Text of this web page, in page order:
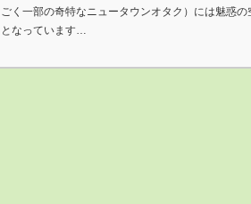
ごく一部の奇特なニュータウンオタク）には魅惑の
となっています…